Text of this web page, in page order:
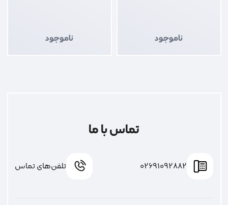
ناموجود ناموجود
تماس با ما
02691092882 تلفن‌های تماس